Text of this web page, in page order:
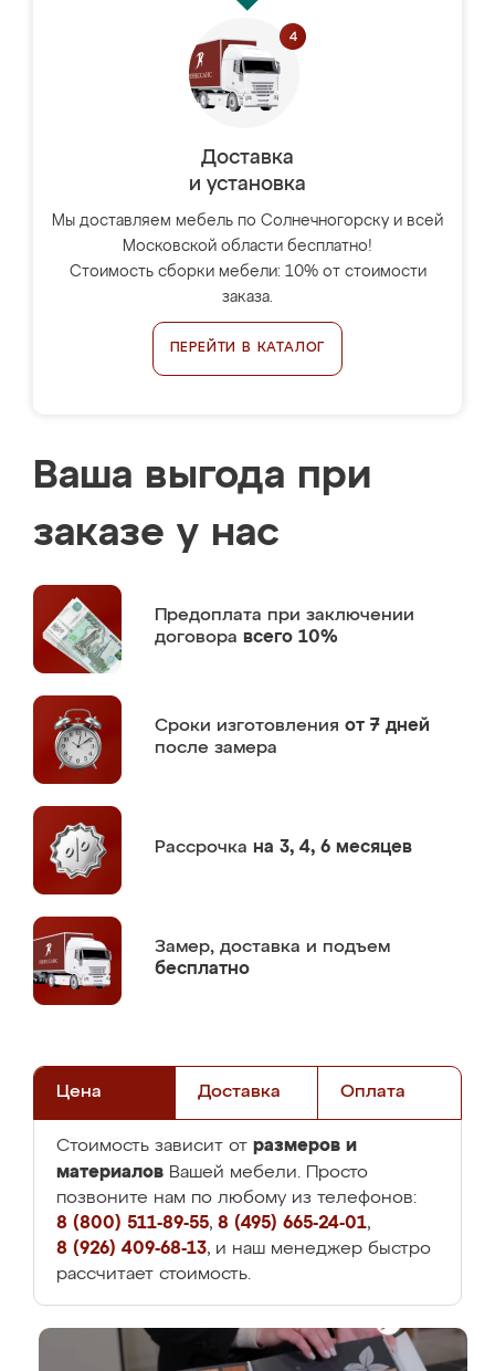
Доставка
и установка
Мы доставляем мебель по Солнечногорску и всей
Московской области бесплатно!
Стоимость сборки мебели: 10% от стоимости
заказа.
ПЕРЕЙТИ В КАТАЛОГ
Ваша выгода при
заказе у нас
Предоплата при заключении
договора всего 10%
Сроки изготовления от 7 дней
после замера
Рассрочка на 3, 4, 6 месяцев
Замер, доставка и подъем
бесплатно
Цена Доставка Оплата
Стоимость зависит от размеров и
материалов Вашей мебели. Просто
позвоните нам по любому из телефонов:
8 (800) 511-89-55, 8 (495) 665-24-01,
8 (926) 409-68-13, и наш менеджер быстро
рассчитает стоимость.